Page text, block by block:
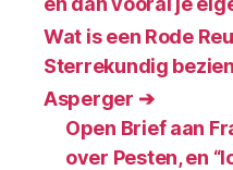
Wat is een Rode
Sterrekundig bezien
Asperger ➔
Open Brief aan
over Pesten, en